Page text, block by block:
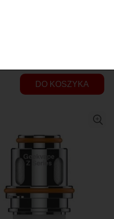
DO KOSZYKA